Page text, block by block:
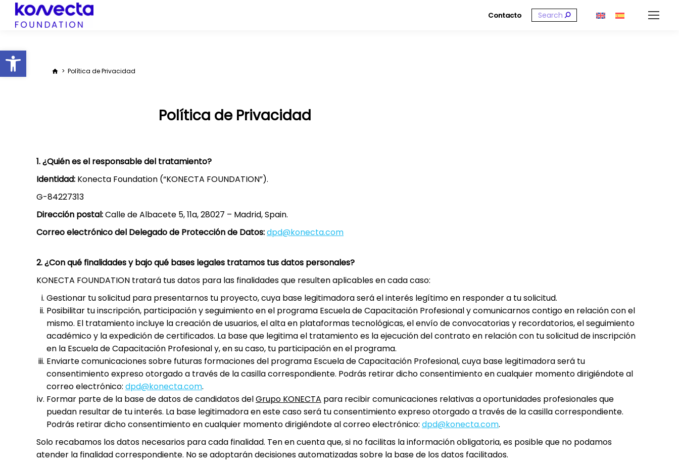
Abrir barra de herramientas
Contacto Buscar:
Estás aquí:Política de Privacidad
Política de Privacidad
1. ¿Quién es el responsable del tratamiento?
Identidad: Konecta Foundation (“KONECTA FOUNDATION”).
G-84227313
Dirección postal:Calle de Albacete 5, 11a, 28027 – Madrid, Spain.
Correo electrónico del Delegado de Protección de Datos:dpd@konecta.com
2. ¿Con qué finalidades y bajo qué bases legales tratamos tus datos personales?
KONECTA FOUNDATION tratará tus datos para las finalidades que resulten aplicables en cada caso:
Gestionar tu solicitud para presentarnos tu proyecto, cuya base legitimadora será el interés legítimo en responder a tu solicitud.
Posibilitar tu inscripción, participación y seguimiento en el programa Escuela de Capacitación Profesional y comunicarnos contigo en relación con el
mismo. El tratamiento incluye la creación de usuarios, el alta en plataformas tecnológicas, el envío de convocatorias y recordatorios, el seguimiento
académico y la expedición de certificados. La base que legitima el tratamiento es la ejecución del contrato en relación con tu solicitud de inscripción
en la Escuela de Capacitación Profesional y, en su caso, tu participación en el programa.
Enviarte comunicaciones sobre futuras formaciones del programa Escuela de Capacitación Profesional, cuya base legitimadora será tu
consentimiento expreso otorgado a través de la casilla correspondiente. Podrás retirar dicho consentimiento en cualquier momento dirigiéndote al
correo electrónico: dpd@konecta.com.
Formar parte de la base de datos de candidatos delGrupo KONECTA para recibir comunicaciones relativas a oportunidades profesionales que
puedan resultar de tu interés. La base legitimadora en este caso será tu consentimiento expreso otorgado a través de la casilla correspondiente.
Podrás retirar dicho consentimiento en cualquier momento dirigiéndote al correo electrónico: dpd@konecta.com.
Solo recabamos los datos necesarios para cada finalidad. Ten en cuenta que, si no facilitas la información obligatoria, es posible que no podamos
atender la finalidad correspondiente. No se adoptarán decisiones automatizadas sobre la base de los datos facilitados.